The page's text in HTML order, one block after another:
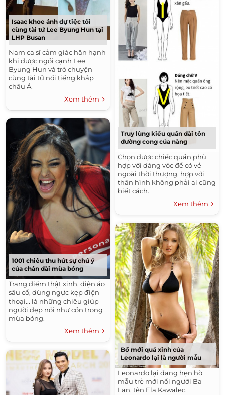
Isaac khoe ảnh dự tiệc tối
cùng tài tử Lee Byung Hun tại
LHP Busan
Nam ca sĩ cảm giác hân hạnh
khi được ngồi cạnh Lee
Byung Hun và trò chuyện
cùng tài tử nổi tiếng khắp
châu Á.
Xem thêm
1001 chiêu thu hút sự chú ý
của chân dài mùa bóng
Trang điểm thật xinh, diện áo
sâu cổ, dùng ngực kẹp điện
thoại... là những chiêu giúp
người đẹp nổi như cồn trong
mùa bóng.
Xem thêm
Truy lùng kiểu quần dài tôn
đường cong của nàng
Chọn được chiếc quần phù
hợp với dáng vóc để có vẻ
ngoài thời thượng, hợp với
thân hình không phải ai cũng
biết cách.
Xem thêm
Bồ mới quá xinh của
Leonardo lại là người mẫu
Leonardo lại đang hẹn hò
mẫu trẻ mới nổi người Ba
Lan, tên Ela Kawalec.